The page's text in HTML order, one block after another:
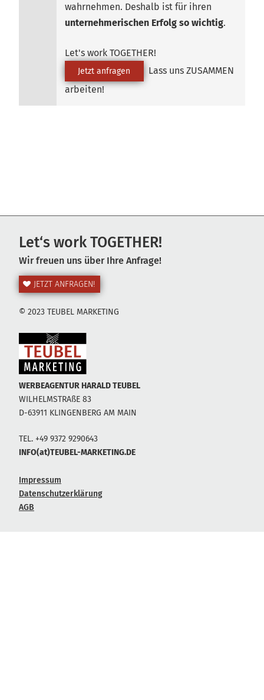
wahrnehmen. Deshalb ist für ihren
unternehmerischen Erfolg so wichtig.
Let's work TOGETHER!
Jetzt anfragen
Lass uns ZUSAMMEN
arbeiten!
Let‘s work TOGETHER!
Wir freuen uns über Ihre Anfrage!
JETZT ANFRAGEN!
© 2023 TEUBEL MARKETING
WERBEAGENTUR HARALD TEUBEL
WILHELMSTRAßE 83
D-63911 KLINGENBERG AM MAIN
TEL. +49 9372 9290643
INFO(at)TEUBEL-MARKETING.DE
Impressum
Datenschutzerklärung
AGB